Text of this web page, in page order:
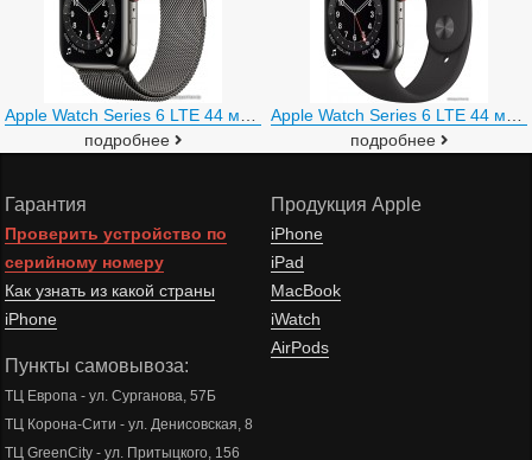
Apple Watch Series 6 LTE 44 мм (сталь графитовый/миланский черный)
подробнее
Apple Watch Series 6 LTE 44 мм (сталь графитовый/черный спортивный)
подробнее
Гарантия
Проверить устройство по
серийному номеру
Как узнать из какой страны
iPhone
Пункты самовывоза:
ТЦ Европа - ул. Сурганова, 57Б
ТЦ Корона-Сити - ул. Денисовская, 8
ТЦ GreenCity - ул. Притыцкого, 156
Продукция Apple
iPhone
iPad
MacBook
iWatch
AirPods